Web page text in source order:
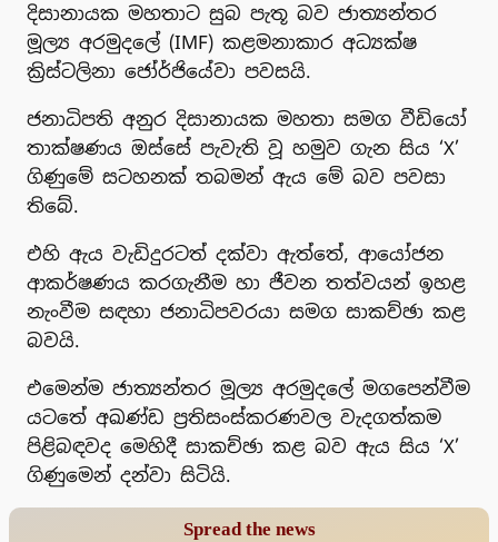
දිසානායක මහතාට සුබ පැතූ බව ජාත්‍යන්තර
මූල්‍ය අරමුදලේ (IMF) කළමනාකාර අධ්‍යක්ෂ
ක්‍රිස්ටලිනා ජෝර්ජියේවා පවසයි.
ජනාධිපති අනුර දිසානායක මහතා සමග වීඩියෝ
තාක්ෂණය ඔස්සේ පැවැති වූ හමුව ගැන සිය ‘X’
ගිණුමේ සටහනක් තබමන් ඇය මේ බව පවසා
තිබේ.
එහි ඇය වැඩිදුරටත් දක්වා ඇත්තේ, ආයෝජන
ආකර්ෂණය කරගැනීම හා ජීවන තත්වයන් ඉහළ
නැංවීම සඳහා ජනාධිපවරයා සමග සාකච්ඡා කළ
බවයි.
එමෙන්ම ජාත්‍යන්තර මූල්‍ය අරමුදලේ මගපෙන්වීම
යටතේ අඛණ්ඩ ප්‍රතිසංස්කරණවල වැදගත්කම
පිළිබඳවද මෙහිදී සාකච්ඡා කළ බව ඇය සිය ‘X’
ගිණුමෙන් දන්වා සිටියි.
Spread the news